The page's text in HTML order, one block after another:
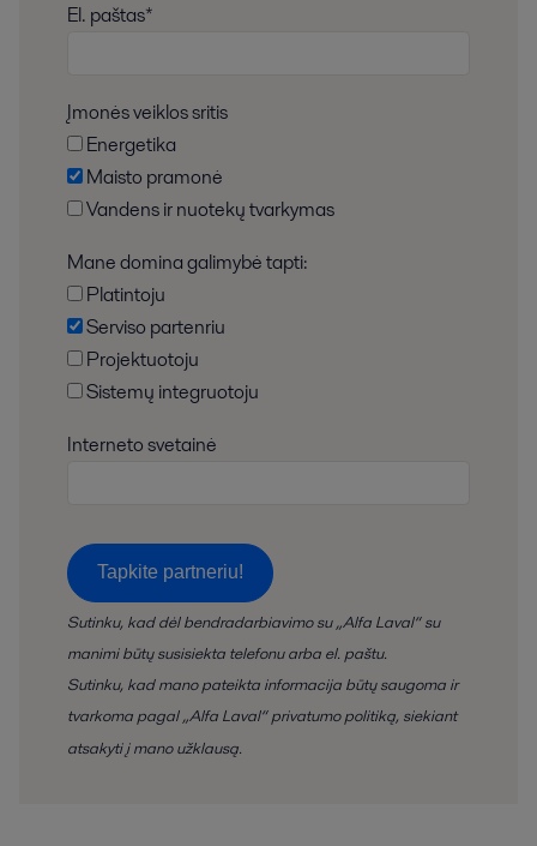
El. paštas*
Įmonės veiklos sritis
Energetika
Maisto pramonė
Vandens ir nuotekų tvarkymas
Mane domina galimybė tapti:
Platintoju
Serviso partenriu
Projektuotoju
Sistemų integruotoju
Interneto svetainė
Tapkite partneriu!
Sutinku, kad dėl bendradarbiavimo su „Alfa Laval“ su
manimi būtų susisiekta telefonu arba el. paštu.
Sutinku, kad mano pateikta informacija būtų saugoma ir
tvarkoma pagal „Alfa Laval“ privatumo politiką, siekiant
atsakyti į mano užklausą.